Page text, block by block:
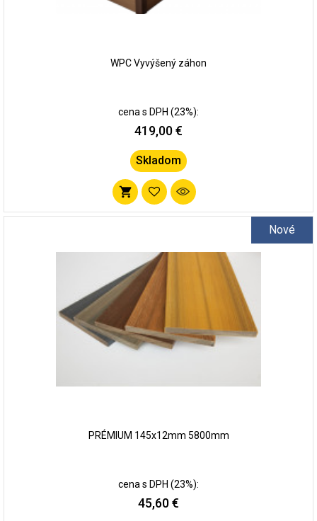
WPC Vyvýšený záhon
cena s DPH (23%):
419,00 €
Skladom
Pridať
obľúbených
Nové
PRÉMIUM 145x12mm 5800mm
cena s DPH (23%):
45,60 €